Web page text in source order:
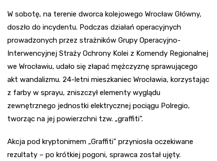
W sobotę, na terenie dworca kolejowego Wrocław Główny,
doszło do incydentu. Podczas działań operacyjnych
prowadzonych przez strażników Grupy Operacyjno-
Interwencyjnej Straży Ochrony Kolei z Komendy Regionalnej
we Wrocławiu, udało się złapać mężczyznę sprawującego
akt wandalizmu. 24-letni mieszkaniec Wrocławia, korzystając
z farby w sprayu, zniszczył elementy wyglądu
zewnętrznego jednostki elektrycznej pociągu Polregio,
tworząc na jej powierzchni tzw. „graffiti”.
Akcja pod kryptonimem „Graffiti” przyniosła oczekiwane
rezultaty – po krótkiej pogoni, sprawca został ujęty.